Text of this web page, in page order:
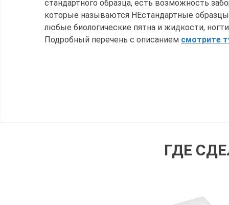
стандартного образца, есть возможность
которые называются НЕстандартные
любые биологические пятна и жидкости,
Подробный перечень с описанием смотрите
ГДЕ